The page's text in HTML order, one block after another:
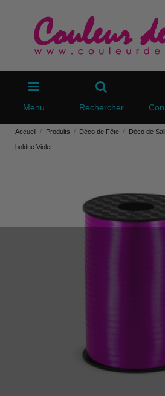
Menu Rechercher
Accueil Produits Déco de Fête Déco de
bolduc Violet